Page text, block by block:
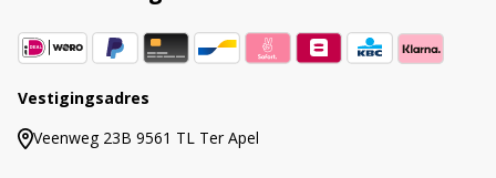
Vestigingsadres
Veenweg 23B 9561 TL Ter Apel